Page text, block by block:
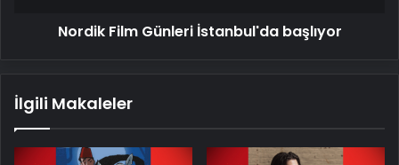
Nordik Film Günleri İstanbul'da başlıyor
İlgili Makaleler